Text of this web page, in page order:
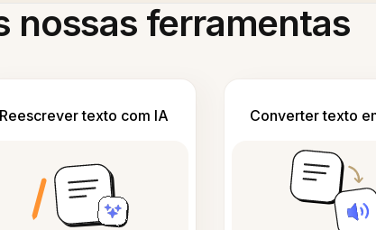
nossas ferramentas
Reescrever texto com IA Converter texto